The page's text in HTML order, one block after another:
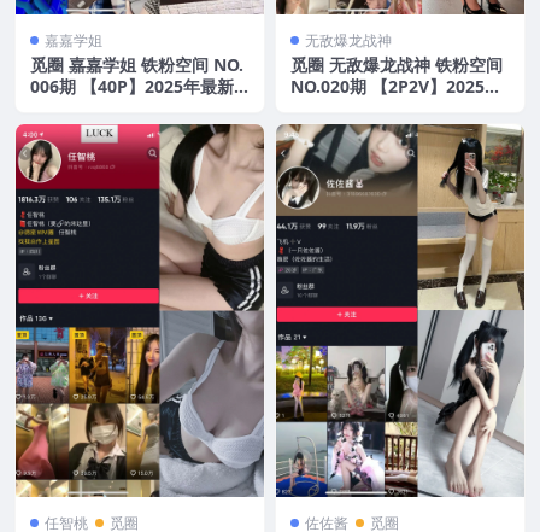
嘉嘉学姐
觅圈 嘉嘉学姐 铁粉空间 NO.
006期 【40P】2025年最新
无敌爆龙战神
觅圈 无敌爆龙战神 铁粉空间
NO.020期 【2P2V】2025年
任智桃 觅圈 佐佐酱 觅圈